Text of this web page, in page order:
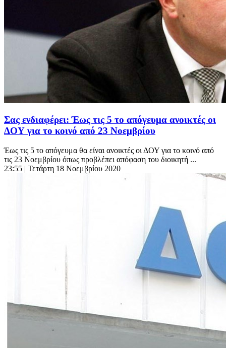
Σας ενδιαφέρει: Έως τις 5 το απόγευμα ανοικτές οι
ΔΟΥ για το κοινό από 23 Νοεμβρίου
Έως τις 5 το απόγευμα θα είναι ανοικτές οι ΔΟΥ για το κοινό από
τις 23 Νοεμβρίου όπως προβλέπει απόφαση του διοικητή ...
23:55 | Τετάρτη 18 Νοεμβρίου 2020